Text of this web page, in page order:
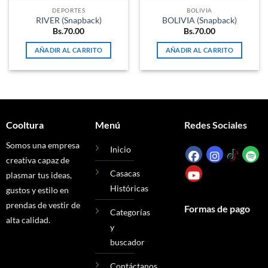
DEPORTES
RIVER (Snapback)
Bs.70.00
AÑADIR AL CARRITO
BOLIVIA
BOLIVIA (Snapback)
Bs.70.00
AÑADIR AL CARRITO
Cooltura
Somos una empresa
creativa capaz de
plasmar tus ideas,
gustos y estilo en
prendas de vestir de
alta calidad.
Menú
Inicio
Casacas
Históricas
Categorías
y
buscador
Redes Sociales
Formas de pago